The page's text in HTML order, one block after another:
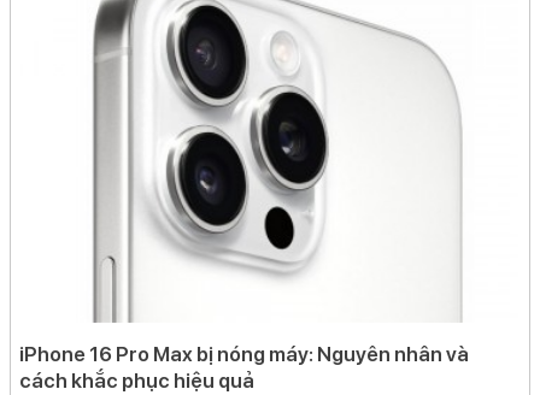
Tự động lấy nét (AF)
Smart HDR 3
Retina Flash
Quay video Full HD
Quay chậm (Slow Motion)
Nhận diện khuôn mặt
Nhãn dán (AR Stickers)
Công nghệ màn hình:
OLED
Độ phân giải màn hình:
iPhone 16 Pro Max bị nóng máy: Nguyên nhân và
cách khắc phục hiệu quả